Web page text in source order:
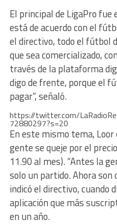
El principal de LigaPro fue
está de acuerdo con el
el directivo, todo el fútbol
que sea comercializado,
través de la plataforma
digo de frente, porque el
pagar”, señaló.
https://twitter.com/
72880297?s=20
En este mismo tema,
gente se queje por el
11.90 al mes). “Antes la
solo un partido. Ahora son
indicó el directivo, cuando
aplicación que más
en un año.